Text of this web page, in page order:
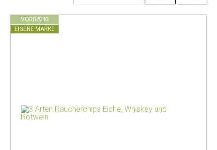
VORRÄTIG
EIGENE MARKE